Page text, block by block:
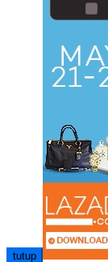
tutup